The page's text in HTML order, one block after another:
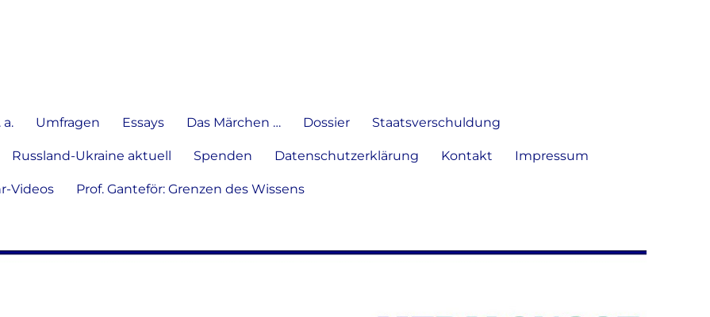
Umfragen Essays Das Märchen … Dossier Staatsverschuldung
Russland-Ukraine aktuell Spenden Datenschutzerklärung Kontakt Impressum
Videos Prof. Ganteför: Grenzen des Wissens